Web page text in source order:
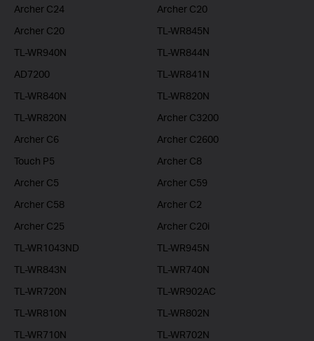
Archer C24
Archer C20
Archer C20
TL-WR845N
TL-WR940N
TL-WR844N
AD7200
TL-WR841N
TL-WR840N
TL-WR820N
TL-WR820N
Archer C3200
Archer C6
Archer C2600
Touch P5
Archer C8
Archer C5
Archer C59
Archer C58
Archer C2
Archer C25
Archer C20i
TL-WR1043ND
TL-WR945N
TL-WR843N
TL-WR740N
TL-WR720N
TL-WR902AC
TL-WR810N
TL-WR802N
TL-WR710N
TL-WR702N